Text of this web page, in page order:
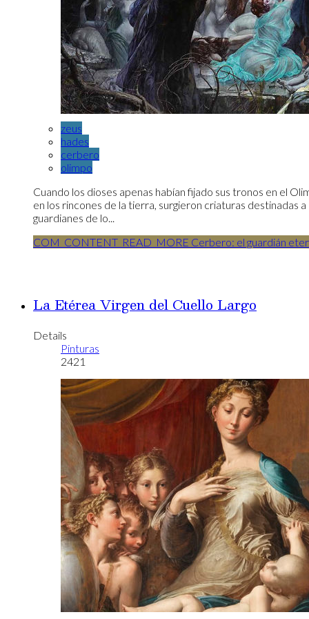
zeus
hades
cerbero
olimpo
Cuando los dioses apenas habían fijado sus tronos en el
en los rincones de la tierra, surgieron criaturas destinadas
guardianes de lo...
COM_CONTENT_READ_MORE Cerbero: el guardián
La Etérea Virgen del Cuello Largo
Details
Pinturas
2421